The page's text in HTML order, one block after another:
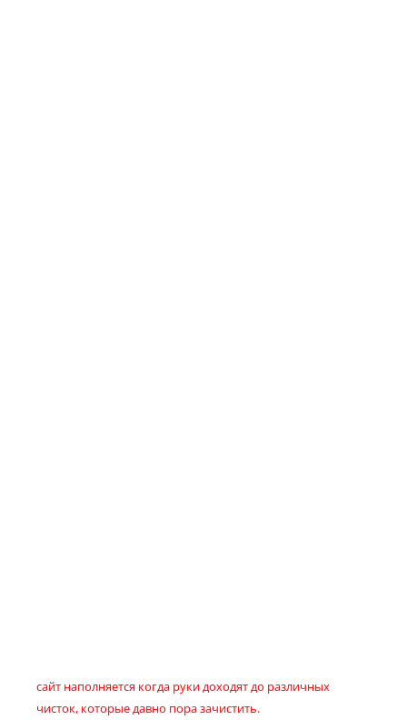
сайт наполняется когда руки доходят до различных
чисток, которые давно пора зачистить.